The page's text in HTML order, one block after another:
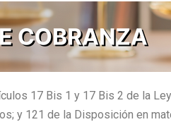
17 Bis 1 y 17 Bis 2 de la
y 121 de la Disposición en